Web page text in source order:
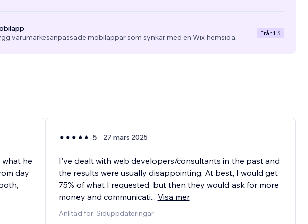
varumärkesanpassade mobilappar som synkar med en Wix-hemsida.
Från1 $
what he
day
5 27 mars 2025
I've dealt with web developers/consultants in the past and
the results were usually disappointing. At best, I would get
75% of what I requested, but then they would ask for more
money and communicati... Visa mer
Anlitad för: Siduppdateringar